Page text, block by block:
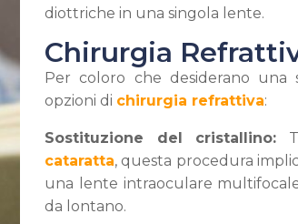
diottriche in una singola lente.
Chirurgia
Per coloro che desiderano una
opzioni di chirurgia refrattiva:
Sostituzione del cristallino:
cataratta, questa procedura
una lente intraoculare
da lontano.